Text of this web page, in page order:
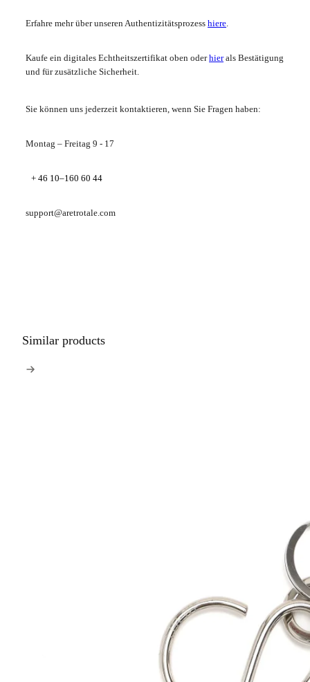
Erfahre mehr über unseren Authentizitätsprozess hiere.
Kaufe ein digitales Echtheitszertifikat oben oderhierals Bestätigung
und für zusätzliche Sicherheit.
Sie können uns jederzeit kontaktieren, wenn Sie Fragen haben:
Montag – Freitag 9 - 17
+ 46 10–160 60 44
support@aretrotale.com
Similar products